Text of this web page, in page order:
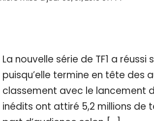
La nouvelle série de TF1 a
puisqu’elle termine en tête des
classement avec le lancement
inédits ont attiré 5,2 millions de